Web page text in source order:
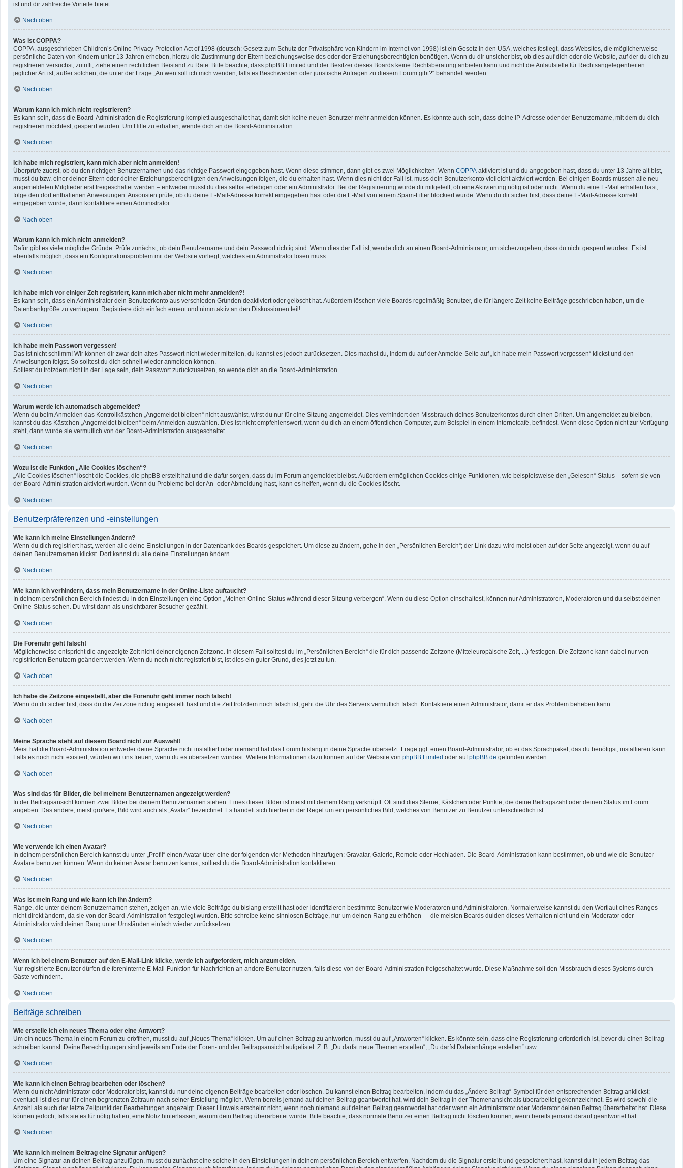
ist und dir zahlreiche Vorteile bietet.
Nach oben
Was ist COPPA?
COPPA, ausgeschrieben Children’s Online Privacy Protection Act of 1998 (deutsch: Gesetz zum Schutz der Privatsphäre von Kindern im Internet von 1998) ist ein Gesetz in den USA, welches festlegt, dass Websites, die möglicherweise
persönliche Daten von Kindern unter 13 Jahren erheben, hierzu die Zustimmung der Eltern beziehungsweise des oder der Erziehungsberechtigten benötigen. Wenn du dir unsicher bist, ob dies auf dich oder die Website, auf der du dich zu
registrieren versuchst, zutrifft, ziehe einen rechtlichen Beistand zu Rate. Bitte beachte, dass phpBB Limited und der Besitzer dieses Boards keine Rechtsberatung anbieten kann und nicht die Anlaufstelle für Rechtsangelegenheiten
jeglicher Art ist; außer solchen, die unter der Frage „An wen soll ich mich wenden, falls es Beschwerden oder juristische Anfragen zu diesem Forum gibt?“ behandelt werden.
Nach oben
Warum kann ich mich nicht registrieren?
Es kann sein, dass die Board-Administration die Registrierung komplett ausgeschaltet hat, damit sich keine neuen Benutzer mehr anmelden können. Es könnte auch sein, dass deine IP-Adresse oder der Benutzername, mit dem du dich
registrieren möchtest, gesperrt wurden. Um Hilfe zu erhalten, wende dich an die Board-Administration.
Nach oben
Ich habe mich registriert, kann mich aber nicht anmelden!
Überprüfe zuerst, ob du den richtigen Benutzernamen und das richtige Passwort eingegeben hast. Wenn diese stimmen, dann gibt es zwei Möglichkeiten. Wenn COPPA aktiviert ist und du angegeben hast, dass du unter 13 Jahre alt bist,
musst du bzw. einer deiner Eltern oder deiner Erziehungsberechtigten den Anweisungen folgen, die du erhalten hast. Wenn dies nicht der Fall ist, muss dein Benutzerkonto vielleicht aktiviert werden. Bei einigen Boards müssen alle neu
angemeldeten Mitglieder erst freigeschaltet werden – entweder musst du dies selbst erledigen oder ein Administrator. Bei der Registrierung wurde dir mitgeteilt, ob eine Aktivierung nötig ist oder nicht. Wenn du eine E-Mail erhalten hast,
folge den dort enthaltenen Anweisungen. Ansonsten prüfe, ob du deine E-Mail-Adresse korrekt eingegeben hast oder die E-Mail von einem Spam-Filter blockiert wurde. Wenn du dir sicher bist, dass deine E-Mail-Adresse korrekt
eingegeben wurde, dann kontaktiere einen Administrator.
Nach oben
Warum kann ich mich nicht anmelden?
Dafür gibt es viele mögliche Gründe. Prüfe zunächst, ob dein Benutzername und dein Passwort richtig sind. Wenn dies der Fall ist, wende dich an einen Board-Administrator, um sicherzugehen, dass du nicht gesperrt wurdest. Es ist
ebenfalls möglich, dass ein Konfigurationsproblem mit der Website vorliegt, welches ein Administrator lösen muss.
Nach oben
Ich habe mich vor einiger Zeit registriert, kann mich aber nicht mehr anmelden?!
Es kann sein, dass ein Administrator dein Benutzerkonto aus verschieden Gründen deaktiviert oder gelöscht hat. Außerdem löschen viele Boards regelmäßig Benutzer, die für längere Zeit keine Beiträge geschrieben haben, um die
Datenbankgröße zu verringern. Registriere dich einfach erneut und nimm aktiv an den Diskussionen teil!
Nach oben
Ich habe mein Passwort vergessen!
Das ist nicht schlimm! Wir können dir zwar dein altes Passwort nicht wieder mitteilen, du kannst es jedoch zurücksetzen. Dies machst du, indem du auf der Anmelde-Seite auf „Ich habe mein Passwort vergessen“ klickst und den
Anweisungen folgst. So solltest du dich schnell wieder anmelden können.
Solltest du trotzdem nicht in der Lage sein, dein Passwort zurückzusetzen, so wende dich an die Board-Administration.
Nach oben
Warum werde ich automatisch abgemeldet?
Wenn du beim Anmelden das Kontrollkästchen „Angemeldet bleiben“ nicht auswählst, wirst du nur für eine Sitzung angemeldet. Dies verhindert den Missbrauch deines Benutzerkontos durch einen Dritten. Um angemeldet zu bleiben,
kannst du das Kästchen „Angemeldet bleiben“ beim Anmelden auswählen. Dies ist nicht empfehlenswert, wenn du dich an einem öffentlichen Computer, zum Beispiel in einem Internetcafé, befindest. Wenn diese Option nicht zur Verfügung
steht, dann wurde sie vermutlich von der Board-Administration ausgeschaltet.
Nach oben
Wozu ist die Funktion „Alle Cookies löschen“?
„Alle Cookies löschen“ löscht die Cookies, die phpBB erstellt hat und die dafür sorgen, dass du im Forum angemeldet bleibst. Außerdem ermöglichen Cookies einige Funktionen, wie beispielsweise den „Gelesen“-Status – sofern sie von
der Board-Administration aktiviert wurden. Wenn du Probleme bei der An- oder Abmeldung hast, kann es helfen, wenn du die Cookies löscht.
Nach oben
Benutzerpräferenzen und -einstellungen
Wie kann ich meine Einstellungen ändern?
Wenn du dich registriert hast, werden alle deine Einstellungen in der Datenbank des Boards gespeichert. Um diese zu ändern, gehe in den „Persönlichen Bereich“; der Link dazu wird meist oben auf der Seite angezeigt, wenn du auf
deinen Benutzernamen klickst. Dort kannst du alle deine Einstellungen ändern.
Nach oben
Wie kann ich verhindern, dass mein Benutzername in der Online-Liste auftaucht?
In deinem persönlichen Bereich findest du in den Einstellungen eine Option „Meinen Online-Status während dieser Sitzung verbergen“. Wenn du diese Option einschaltest, können nur Administratoren, Moderatoren und du selbst deinen
Online-Status sehen. Du wirst dann als unsichtbarer Besucher gezählt.
Nach oben
Die Forenuhr geht falsch!
Möglicherweise entspricht die angezeigte Zeit nicht deiner eigenen Zeitzone. In diesem Fall solltest du im „Persönlichen Bereich“ die für dich passende Zeitzone (Mitteleuropäische Zeit, ...) festlegen. Die Zeitzone kann dabei nur von
registrierten Benutzern geändert werden. Wenn du noch nicht registriert bist, ist dies ein guter Grund, dies jetzt zu tun.
Nach oben
Ich habe die Zeitzone eingestellt, aber die Forenuhr geht immer noch falsch!
Wenn du dir sicher bist, dass du die Zeitzone richtig eingestellt hast und die Zeit trotzdem noch falsch ist, geht die Uhr des Servers vermutlich falsch. Kontaktiere einen Administrator, damit er das Problem beheben kann.
Nach oben
Meine Sprache steht auf diesem Board nicht zur Auswahl!
Meist hat die Board-Administration entweder deine Sprache nicht installiert oder niemand hat das Forum bislang in deine Sprache übersetzt. Frage ggf. einen Board-Administrator, ob er das Sprachpaket, das du benötigst, installieren kann.
Falls es noch nicht existiert, würden wir uns freuen, wenn du es übersetzen würdest. Weitere Informationen dazu können auf der Website von phpBB Limited oder aufphpBB.de gefunden werden.
Nach oben
Was sind das für Bilder, die bei meinem Benutzernamen angezeigt werden?
In der Beitragsansicht können zwei Bilder bei deinem Benutzernamen stehen. Eines dieser Bilder ist meist mit deinem Rang verknüpft: Oft sind dies Sterne, Kästchen oder Punkte, die deine Beitragszahl oder deinen Status im Forum
angeben. Das andere, meist größere, Bild wird auch als „Avatar“ bezeichnet. Es handelt sich hierbei in der Regel um ein persönliches Bild, welches von Benutzer zu Benutzer unterschiedlich ist.
Nach oben
Wie verwende ich einen Avatar?
In deinem persönlichen Bereich kannst du unter „Profil“ einen Avatar über eine der folgenden vier Methoden hinzufügen: Gravatar, Galerie, Remote oder Hochladen. Die Board-Administration kann bestimmen, ob und wie die Benutzer
Avatare benutzen können. Wenn du keinen Avatar benutzen kannst, solltest du die Board-Administration kontaktieren.
Nach oben
Was ist mein Rang und wie kann ich ihn ändern?
Ränge, die unter deinem Benutzernamen stehen, zeigen an, wie viele Beiträge du bislang erstellt hast oder identifizieren bestimmte Benutzer wie Moderatoren und Administratoren. Normalerweise kannst du den Wortlaut eines Ranges
nicht direkt ändern, da sie von der Board-Administration festgelegt wurden. Bitte schreibe keine sinnlosen Beiträge, nur um deinen Rang zu erhöhen — die meisten Boards dulden dieses Verhalten nicht und ein Moderator oder
Administrator wird deinen Rang unter Umständen einfach wieder zurücksetzen.
Nach oben
Wenn ich bei einem Benutzer auf den E-Mail-Link klicke, werde ich aufgefordert, mich anzumelden.
Nur registrierte Benutzer dürfen die foreninterne E-Mail-Funktion für Nachrichten an andere Benutzer nutzen, falls diese von der Board-Administration freigeschaltet wurde. Diese Maßnahme soll den Missbrauch dieses Systems durch
Gäste verhindern.
Nach oben
Beiträge schreiben
Wie erstelle ich ein neues Thema oder eine Antwort?
Um ein neues Thema in einem Forum zu eröffnen, musst du auf „Neues Thema“ klicken. Um auf einen Beitrag zu antworten, musst du auf „Antworten“ klicken. Es könnte sein, dass eine Registrierung erforderlich ist, bevor du einen Beitrag
schreiben kannst. Deine Berechtigungen sind jeweils am Ende der Foren- und der Beitragsansicht aufgelistet. Z. B. „Du darfst neue Themen erstellen“, „Du darfst Dateianhänge erstellen“ usw.
Nach oben
Wie kann ich einen Beitrag bearbeiten oder löschen?
Wenn du nicht Administrator oder Moderator bist, kannst du nur deine eigenen Beiträge bearbeiten oder löschen. Du kannst einen Beitrag bearbeiten, indem du das „Ändere Beitrag“-Symbol für den entsprechenden Beitrag anklickst;
eventuell ist dies nur für einen begrenzten Zeitraum nach seiner Erstellung möglich. Wenn bereits jemand auf deinen Beitrag geantwortet hat, wird dein Beitrag in der Themenansicht als überarbeitet gekennzeichnet. Es wird sowohl die
Anzahl als auch der letzte Zeitpunkt der Bearbeitungen angezeigt. Dieser Hinweis erscheint nicht, wenn noch niemand auf deinen Beitrag geantwortet hat oder wenn ein Administrator oder Moderator deinen Beitrag überarbeitet hat. Diese
können jedoch, falls sie es für nötig halten, eine Notiz hinterlassen, warum dein Beitrag überarbeitet wurde. Bitte beachte, dass normale Benutzer einen Beitrag nicht löschen können, wenn bereits jemand darauf geantwortet hat.
Nach oben
Wie kann ich meinem Beitrag eine Signatur anfügen?
Um eine Signatur an deinen Beitrag anzufügen, musst du zunächst eine solche in den Einstellungen in deinem persönlichen Bereich entwerfen. Nachdem du die Signatur erstellt und gespeichert hast, kannst du in jedem Beitrag das